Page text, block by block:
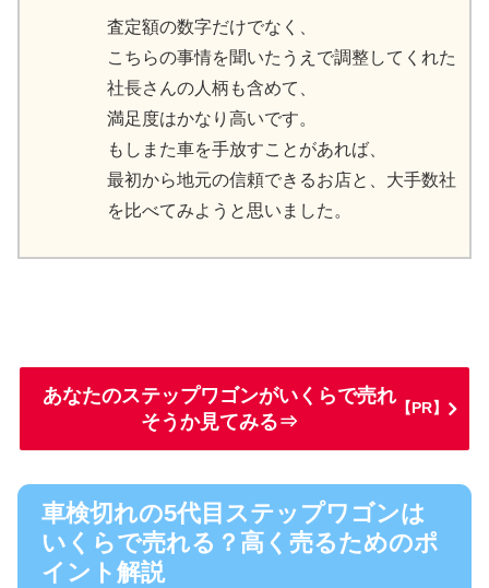
査定額の数字だけでなく、
こちらの事情を聞いたうえで調整してくれた
社長さんの人柄も含めて、
満足度はかなり高いです。
もしまた車を手放すことがあれば、
最初から地元の信頼できるお店と、大手数社
を比べてみようと思いました。
あなたのステップワゴンがいくらで売れ
そうか見てみる⇒
【PR】
車検切れの5代目ステップワゴンは
いくらで売れる？高く売るためのポ
イント解説